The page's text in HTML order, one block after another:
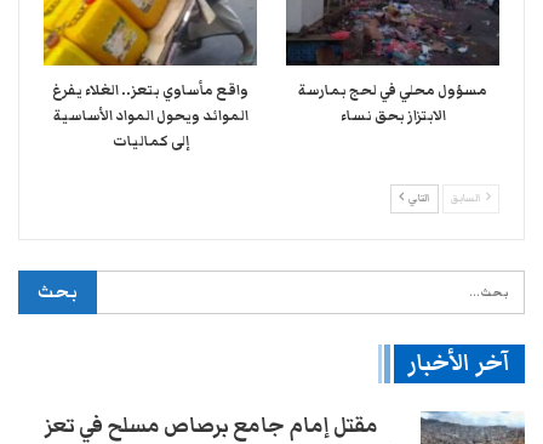
مسؤول محلي في لحج بمارسة
الابتزاز بحق نساء
واقع مأساوي بتعز.. الغلاء يفرغ
الموائد ويحول المواد الأساسية
إلى كماليات
السابق التالي
آخر الأخبار
مقتل إمام جامع برصاص مسلح في تعز